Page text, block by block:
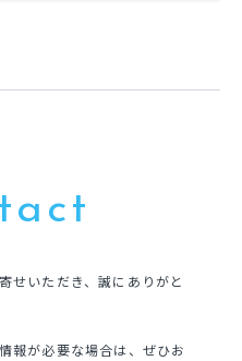
せいただき、誠にありがと
報が必要な場合は、ぜひお